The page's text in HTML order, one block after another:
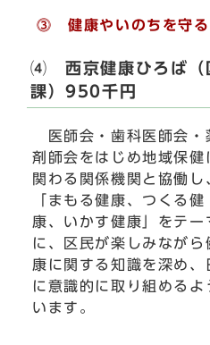
⓷ 健康やいのちを守る
⑷ 西京健康ひろば（
課）950千円
医師会・歯科医師会・
剤師会をはじめ地域保健
関わる関係機関と協働し
「まもる健康、つくる健
康、いかす健康」をテー
に、区民が楽しみながら
康に関する知識を深め、
に意識的に取り組める
います。